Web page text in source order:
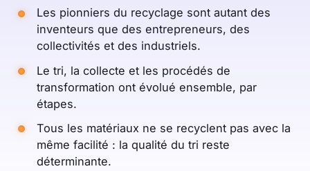
Les pionniers du recyclage sont autant des
inventeurs que des entrepreneurs, des
collectivités et des industriels.
Le tri, la collecte et les procédés de
transformation ont évolué ensemble, par
étapes.
Tous les matériaux ne se recyclent pas avec la
même facilité : la qualité du tri reste
déterminante.